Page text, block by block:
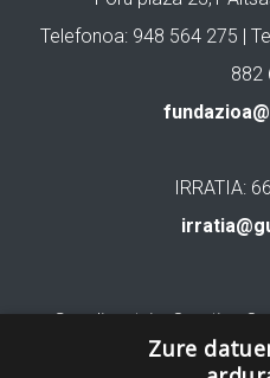
Telefonoa: 948 564 275 |
882
IRRATIA:
Gure lizentzia: Creative
Zure